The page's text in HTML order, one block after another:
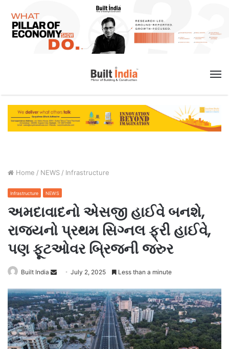
Home / NEWS / Infrastructure
Infrastructure NEWS
અમદાવાદનો એસજી હાઈવે બનશે,
રાજ્યનો પ્રથમ સિગ્નલ ફ્રી હાઈવે,
પણ ફૂટઓવર બ્રિજની જરુર
Built India
Send
email
July 2, 2025 Less than a minute